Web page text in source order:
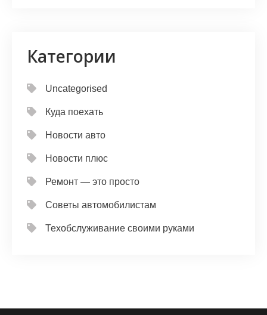
Категории
Uncategorised
Куда поехать
Новости авто
Новости плюс
Ремонт — это просто
Советы автомобилистам
Техобслуживание своими руками